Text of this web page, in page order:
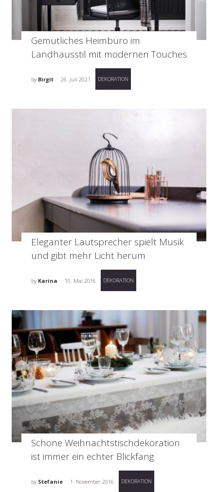
Gemütliches Heimbüro im
Landhausstil mit modernen Touches
by Birgit 26. Juli 2021 DEKORATION
Eleganter Lautsprecher spielt Musik
und gibt mehr Licht herum
by Karina 10. Mai 2016 DEKORATION
Schöne Weihnachtstischdekoration
ist immer ein echter Blickfang
by Stefanie 1. November 2016 DEKORATION